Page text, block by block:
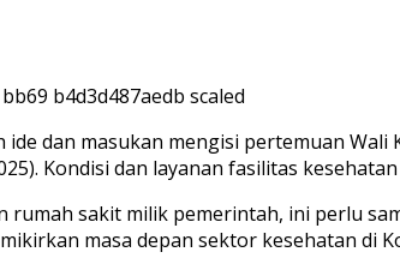
ide dan masukan mengisi pertemuan
Kondisi dan layanan fasilitas
rumah sakit milik pemerintah, ini perlu
masa depan sektor kesehatan di